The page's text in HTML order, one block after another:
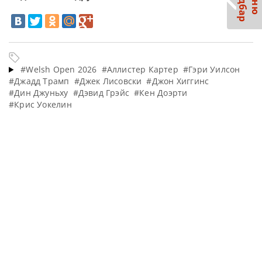
#Welsh Open 2026 #Аллистер Картер #Гэри Уилсон
#Джадд Трамп #Джек Лисовски #Джон Хиггинс
#Дин Джуньху #Дэвид Грэйс #Кен Доэрти
#Крис Уокелин